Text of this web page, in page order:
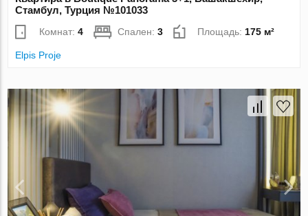
Стамбул, Турция №101033
Комнат:4 Спален:3 Площадь: 175 м²
Elpis Proje